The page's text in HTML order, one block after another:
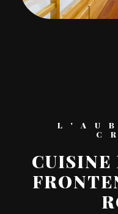
L'AUBERGE DE
CUISINE FRANÇAISE À